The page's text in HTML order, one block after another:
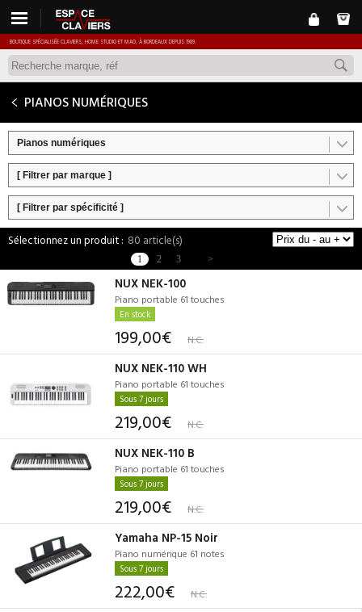
BOUTIQUE SPÉCIALISÉE CLAVIERS, HOME STUDIO ET MAO, À BORDEAUX DEPUIS 1989.
PIANOS NUMÉRIQUES
Pianos numériques
[ Filtrer par marque ]
[ Filtrer par spécificité ]
80 article(s)
1 2 3 >
NUX NEK-100
Piano portable 61 touches
En stock
199,00€ N.C.
NUX NEK-110 WH
Piano portable 61 touches
Sous 7 jours
219,00€ N.C.
NUX NEK-110 B
Piano portable 61 touches
Sous 7 jours
219,00€ N.C.
Yamaha NP-15 Noir
Piano numérique 61 notes
Sous 7 jours
222,00€ N.C.